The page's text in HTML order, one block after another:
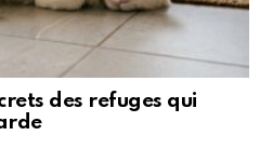
des refuges qui